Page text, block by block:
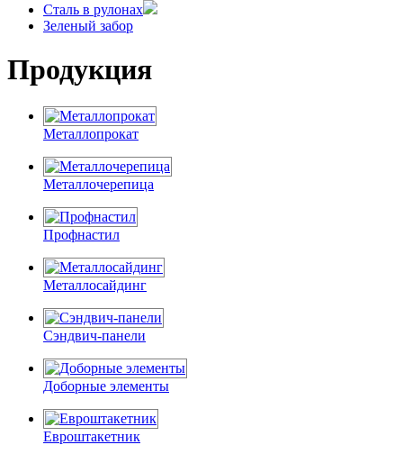
Сталь в рулонах
Зеленый забор
Продукция
Металлопрокат
Металлочерепица
Профнастил
Металлосайдинг
Сэндвич-панели
Доборные элементы
Евроштакетник